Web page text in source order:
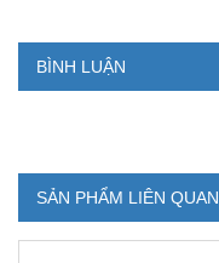
BÌNH LUẬN
SẢN PHẨM LIÊN QUAN